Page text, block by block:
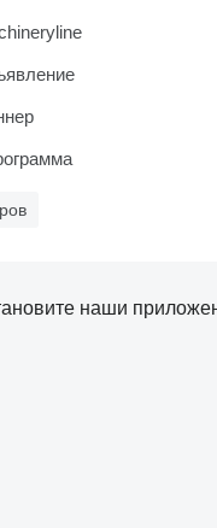
наши